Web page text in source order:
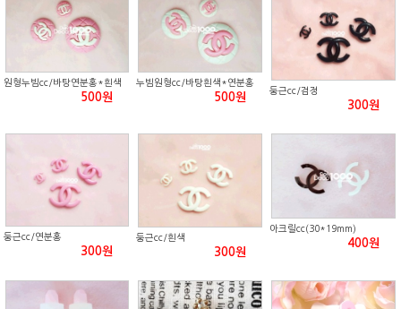
원형누빔cc/바탕연분홍*흰색
500원
누빔원형cc/바탕흰색*연분홍
500원
둥근cc/검정
300원
둥근cc/연분홍
300원
둥근cc/흰색
300원
아크릴cc(30*19mm)
400원